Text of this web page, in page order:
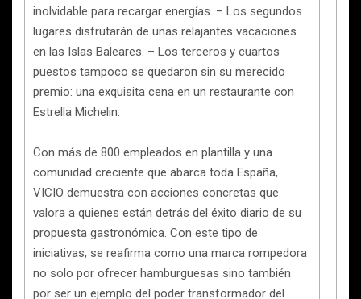
inolvidable para recargar energías. – Los segundos
lugares disfrutarán de unas relajantes vacaciones
en las Islas Baleares. – Los terceros y cuartos
puestos tampoco se quedaron sin su merecido
premio: una exquisita cena en un restaurante con
Estrella Michelin.
Con más de 800 empleados en plantilla y una
comunidad creciente que abarca toda España,
VICIO demuestra con acciones concretas que
valora a quienes están detrás del éxito diario de su
propuesta gastronómica. Con este tipo de
iniciativas, se reafirma como una marca rompedora
no solo por ofrecer hamburguesas sino también
por ser un ejemplo del poder transformador del